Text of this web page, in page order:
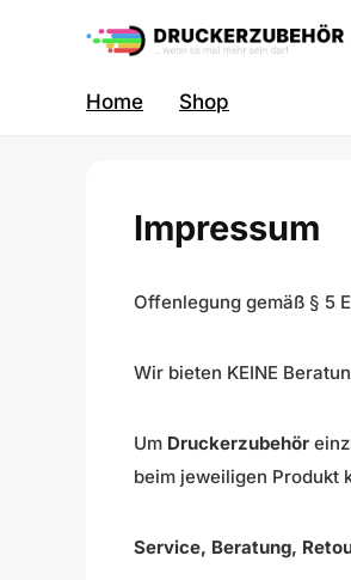
Home Shop
Impressum
Offenlegung gemäß § 5
Wir bieten KEINE
Um Druckerzubehör
beim jeweiligen Produkt
Service, Beratung,